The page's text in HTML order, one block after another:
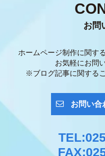
お問
ホームページ制作に関す
お気軽にお問
※ブログ記事に関する
お問い合